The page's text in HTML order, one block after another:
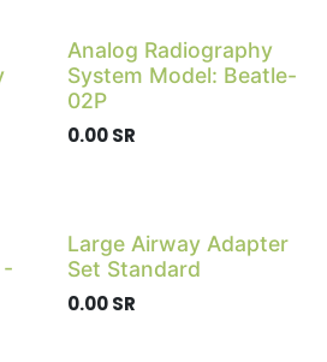
Analog Radiography
System Model: Beatle-
02P
0.00SR
-
Large Airway Adapter
Set Standard
0.00SR